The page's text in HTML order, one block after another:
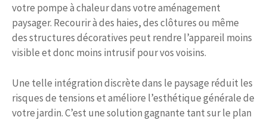
votre pompe à chaleur dans votre aménagement
paysager. Recourir à des haies, des clôtures ou même
des structures décoratives peut rendre l’appareil moins
visible et donc moins intrusif pour vos voisins.
Une telle intégration discrète dans le paysage réduit les
risques de tensions et améliore l’esthétique générale de
votre jardin. C’est une solution gagnante tant sur le plan